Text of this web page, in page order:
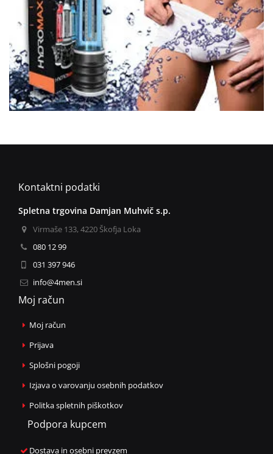
Kontaktni podatki
Spletna trgovina Damjan Muhvič s.p.
Virmaše 133, 4220 Škofja Loka
080 12 99
031 397 946
info@4men.si
Moj račun
Moj račun
Prijava
Splošni pogoji
Izjava o varovanju osebnih podatkov
Politka spletnih piškotkov
Podpora kupcem
Dostava in osebni prevzem